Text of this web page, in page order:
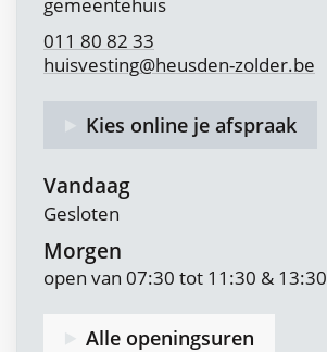
gemeentehuis
011 80 82 33
huisvesting@heusden-zolder.be
Kies online je afspraak
Vandaag
Gesloten
Morgen
open van 07:30 tot 11:30 & 13:30
Alle openingsuren